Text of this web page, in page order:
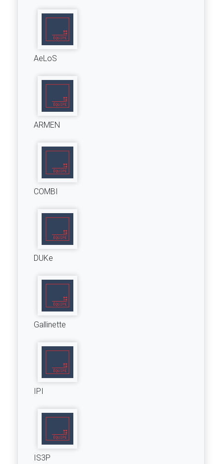
AeLoS
ARMEN
COMBI
DUKe
Gallinette
IPI
IS3P